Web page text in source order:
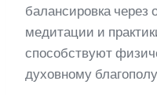
балансировка через
медитации и
способствуют
духовному